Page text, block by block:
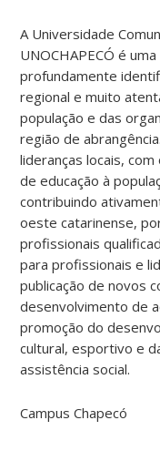
A Universidade
UNOCHAPECÓ é
profundamente
regional e muito
população e das
região de
lideranças locais,
de educação à
contribuindo
oeste catarinense,
profissionais
para profissionais e
publicação de novos
desenvolvimento de
promoção do
cultural, esportivo e
assistência social.
Campus Chapecó